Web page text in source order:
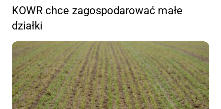
KOWR chce zagospodarować małe
działki